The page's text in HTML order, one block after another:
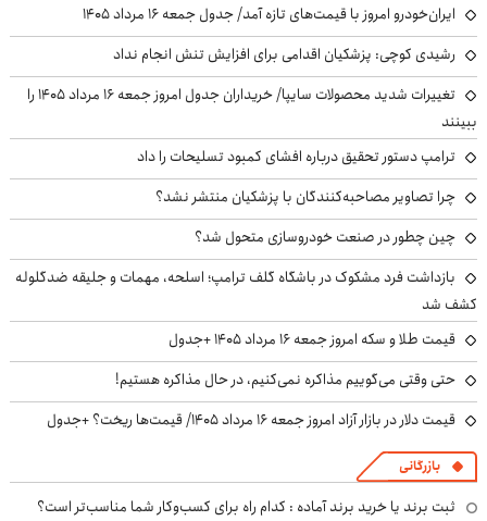
ایران‌خودرو امروز با قیمت‌های تازه آمد/ جدول جمعه ۱۶ مرداد ۱۴۰۵
رشیدی کوچی: پزشکیان اقدامی برای افزایش تنش انجام نداد
تغییرات شدید محصولات سایپا/ خریداران جدول امروز جمعه ۱۶ مرداد ۱۴۰۵ را
ببینند
ترامپ دستور تحقیق درباره افشای کمبود تسلیحات را داد
چرا تصاویر مصاحبه‌کنندگان با پزشکیان منتشر نشد؟
چین چطور در صنعت خودروسازی متحول شد؟
بازداشت فرد مشکوک در باشگاه گلف ترامپ؛ اسلحه، مهمات و جلیقه ضدگلوله
کشف شد
قیمت طلا و سکه امروز جمعه ۱۶ مرداد ۱۴۰۵ +جدول
حتی وقتی می‌گوییم مذاکره نمی‌کنیم، در حال مذاکره هستیم!
قیمت دلار در بازار آزاد امروز جمعه ۱۶ مرداد ۱۴۰۵/ قیمت‌ها ریخت؟ +جدول
بازرگانی
ثبت برند یا خرید برند آماده : کدام راه برای کسب‌وکار شما مناسب‌تر است؟